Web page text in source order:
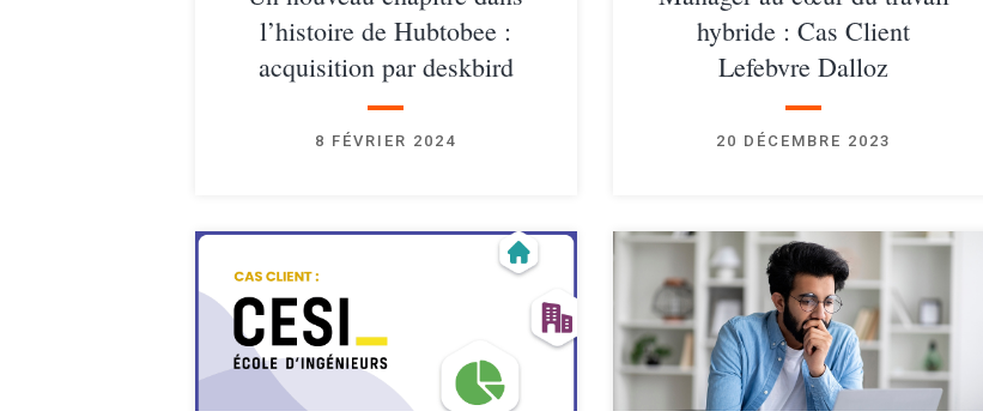
l’histoire de Hubtobee :
acquisition par deskbird
8 FÉVRIER 2024
hybride : Cas Client
Lefebvre Dalloz
20 DÉCEMBRE 2023